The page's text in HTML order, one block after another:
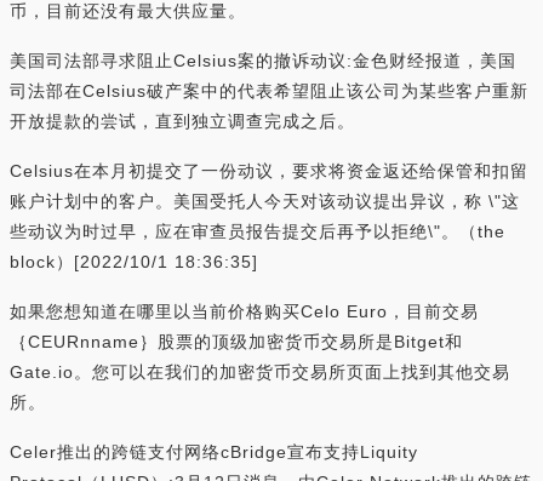
币，目前还没有最大供应量。
美国司法部寻求阻止Celsius案的撤诉动议:金色财经报道，美国
司法部在Celsius破产案中的代表希望阻止该公司为某些客户重新
开放提款的尝试，直到独立调查完成之后。
Celsius在本月初提交了一份动议，要求将资金返还给保管和扣留
账户计划中的客户。美国受托人今天对该动议提出异议，称 \"这
些动议为时过早，应在审查员报告提交后再予以拒绝\"。（the
block）[2022/10/1 18:36:35]
如果您想知道在哪里以当前价格购买Celo Euro，目前交易
｛CEURnname｝股票的顶级加密货币交易所是Bitget和
Gate.io。您可以在我们的加密货币交易所页面上找到其他交易
所。
Celer推出的跨链支付网络cBridge宣布支持Liquity